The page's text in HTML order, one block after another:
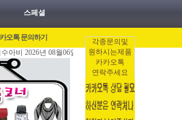
각종문의및
원하시는제품
카카오톡
연락주세요
스페셜
오톡 문의하기
년 08월06일 홍콩배송출발 안내 공지.